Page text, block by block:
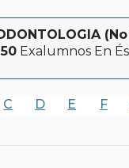
Exalumnos En
C D E F